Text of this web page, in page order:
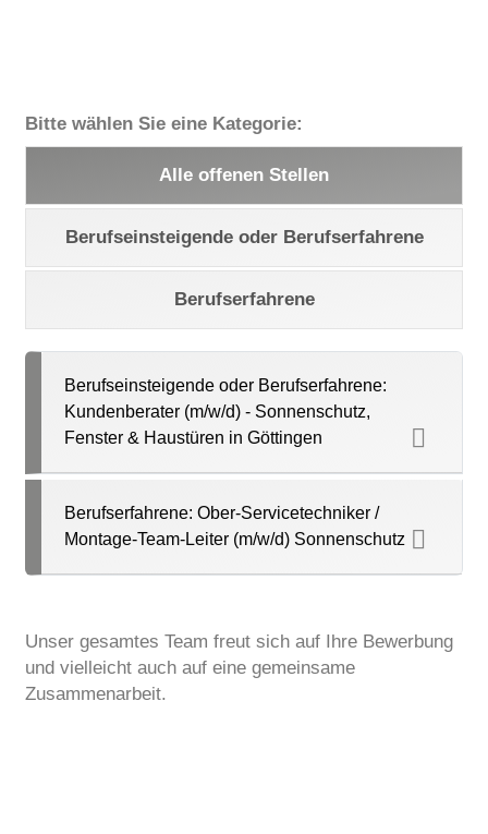
Bitte wählen Sie eine Kategorie:
Alle offenen Stellen
Berufseinsteigende oder Berufserfahrene
Berufserfahrene
Berufseinsteigende oder Berufserfahrene:
Kundenberater (m/w/d) - Sonnenschutz,
Fenster & Haustüren in Göttingen
Berufserfahrene: Ober-Servicetechniker /
Montage-Team-Leiter (m/w/d) Sonnenschutz
Unser gesamtes Team freut sich auf Ihre Bewerbung
und vielleicht auch auf eine gemeinsame
Zusammenarbeit.